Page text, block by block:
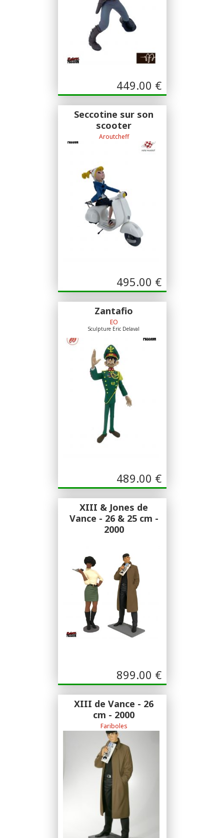
449.00 €
Seccotine sur son
scooter
Aroutcheff
495.00 €
Zantafio
EO
Sculpture Eric Delaval
489.00 €
XIII & Jones de
Vance - 26 & 25 cm -
2000
2000 - Fariboles - Figurine résine-
Treize & Jones
899.00 €
XIII de Vance - 26
cm - 2000
Fariboles
XIII de Vance - 26 cm - 2000 - Fariboles
- Figurine résine-Treize